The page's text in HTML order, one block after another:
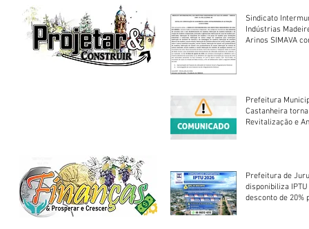
Sindicato
Indústrias
Arinos SIMAVA convoca à
Prefeitura
Castanheira
Revitalização e
Prefeitura de
disponibiliza
desconto de 20%